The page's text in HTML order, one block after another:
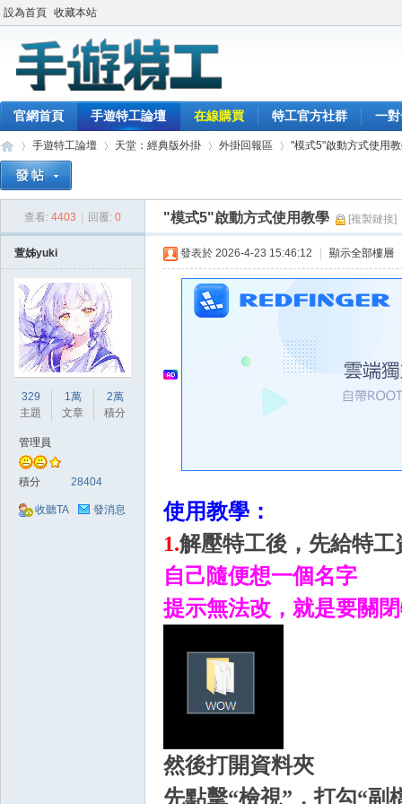
設為首頁 收藏本站
官網首頁 手遊特工論壇 在線購買 特工官方社群 一
手遊特工論壇
›
天堂：經典版外掛
›
外掛回報區
›
"模式5"啟動方式使用
查看: 4403 回覆: 0 "模式5"啟動方式使用教學 [複製鏈接]
萱姊yuki
329
主題
1萬
文章
2萬
積分
管理員
積分 28404
收聽TA 發消息
發表於 2026-4-23 15:46:12 顯示全部樓層
使用教學：
1.解壓特工後，先給特工
自己隨便想一個名字
提示無法改，就是要關
然後打開資料夾
先點擊“檢視”，打勾“副